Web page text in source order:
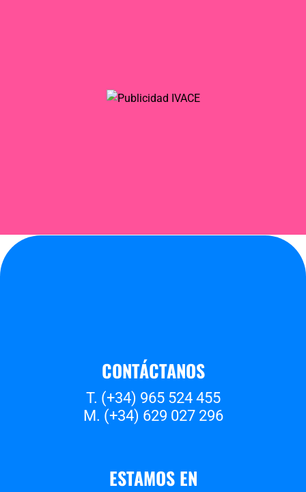
CONTÁCTANOS
T. (+34) 965 524 455
M. (+34) 629 027 296
ESTAMOS EN